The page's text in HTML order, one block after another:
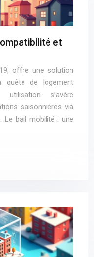
et
offre une solution
quête de logement
utilisation s’avère
saisonnières via
Le bail mobilité : une